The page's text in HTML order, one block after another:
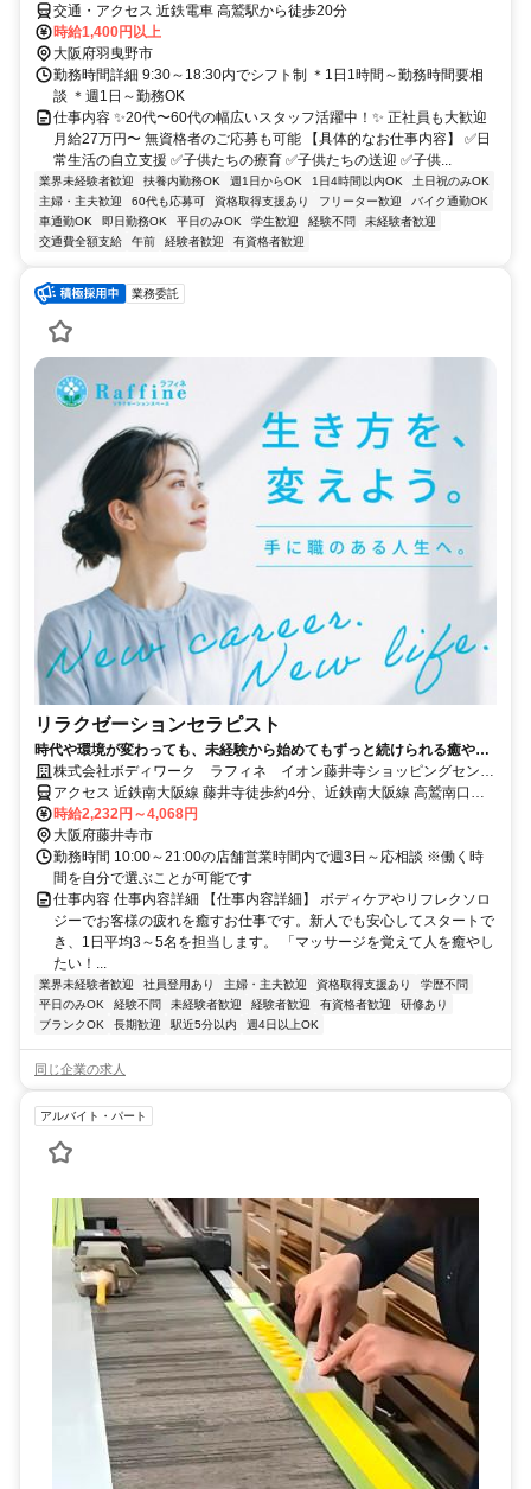
交通・アクセス 近鉄電車 高鷲駅から徒歩20分
時給1,400円以上
大阪府羽曳野市
勤務時間詳細 9:30～18:30内でシフト制 ＊1日1時間～勤務時間要相
談 ＊週1日～勤務OK
仕事内容 ✨20代〜60代の幅広いスタッフ活躍中！✨ 正社員も大歓迎
月給27万円〜 無資格者のご応募も可能 【具体的なお仕事内容】 ✅日
常生活の自立支援 ✅子供たちの療育 ✅子供たちの送迎 ✅子供...
業界未経験者歓迎 扶養内勤務OK 週1日からOK 1日4時間以内OK
土日祝のみOK
主婦・主夫歓迎
60代も応募可 資格取得支援あり フリーター歓迎
バイク通勤OK
車通勤OK
即日勤務OK 平日のみOK 学生歓迎 経験不問
未経験者歓迎
交通費全額支給
午前 経験者歓迎 有資格者歓迎
業務委託
リラクゼーションセラピスト
時代や環境が変わっても、未経験から始めてもずっと続けられる癒やし
の仕事。手に職を身につけて、生き方を変えよう。
株式会社ボディワーク ラフィネ イオン藤井寺ショッピングセンタ
ー店
アクセス 近鉄南大阪線 藤井寺徒歩約4分、近鉄南大阪線 高鷲南口徒
歩約13分、近鉄南大阪線 恵我ノ荘出入口1徒歩約24分 最寄駅：藤井
寺駅
時給2,232円～4,068円
大阪府藤井寺市
勤務時間 10:00～21:00の店舗営業時間内で週3日～応相談 ※働く時
間を自分で選ぶことが可能です
仕事内容 仕事内容詳細 【仕事内容詳細】 ボディケアやリフレクソロ
ジーでお客様の疲れを癒すお仕事です。新人でも安心してスタートで
き、1日平均3～5名を担当します。 「マッサージを覚えて人を癒やし
たい！...
業界未経験者歓迎 社員登用あり 主婦・主夫歓迎 資格取得支援あり
学歴不問
平日のみOK
経験不問 未経験者歓迎 経験者歓迎 有資格者歓迎
研修あり
ブランクOK
長期歓迎 駅近5分以内 週4日以上OK
同じ企業の求人
アルバイト・パート